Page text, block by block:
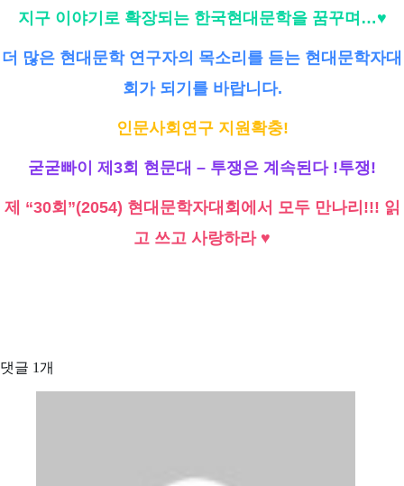
지구 이야기로 확장되는 한국현대문학을 꿈꾸며…♥
더 많은 현대문학 연구자의 목소리를 듣는 현대문학자대
회가 되기를 바랍니다.
인문사회연구 지원확충!
굳굳빠이 제3회 현문대 – 투쟁은 계속된다 !투쟁!
제 “30회”(2054) 현대문학자대회에서 모두 만나리!!! 읽
고 쓰고 사랑하라 ♥
댓글 1개